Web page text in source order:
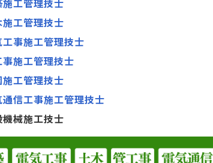
施工管理技士
施工管理技士
工事施工管理技士
事施工管理技士
施工管理技士
通信工事施工管理技士
機械施工技士